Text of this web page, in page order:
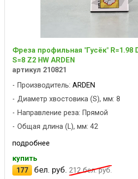
Фреза профильная "Гусёк" R=1.98
S=8 Z2 HW ARDEN
артикул 210821
Производитель: ARDEN
Диаметр хвостовика (S), мм: 8
Направление реза: Прямой
Общая длина (L), мм: 42
подробнее
купить
177
бел. руб. 212бел. руб.